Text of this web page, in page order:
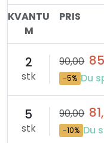
KVANTU
M
PRIS
2
stk
90,00
-5% Du
5
stk
90,00
-10% Du